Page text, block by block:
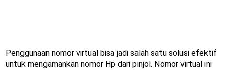
Penggunaan nomor virtual bisa jadi salah satu solusi efektif
untuk mengamankan nomor Hp dari pinjol. Nomor virtual ini